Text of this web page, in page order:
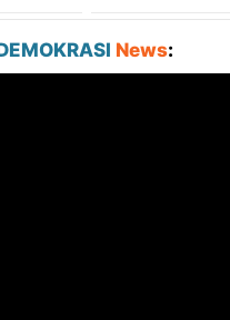
News: